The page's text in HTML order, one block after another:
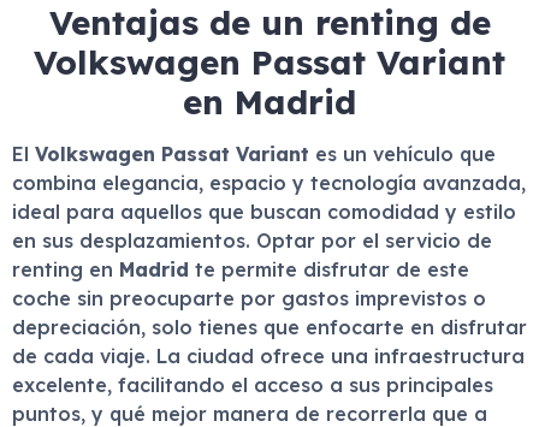
Ventajas de un renting de
Volkswagen Passat Variant
en Madrid
El Volkswagen Passat Variant es un vehículo que
combina elegancia, espacio y tecnología avanzada,
ideal para aquellos que buscan comodidad y estilo
en sus desplazamientos. Optar por el servicio de
renting en Madrid te permite disfrutar de este
coche sin preocuparte por gastos imprevistos o
depreciación, solo tienes que enfocarte en disfrutar
de cada viaje. La ciudad ofrece una infraestructura
excelente, facilitando el acceso a sus principales
puntos, y qué mejor manera de recorrerla que a